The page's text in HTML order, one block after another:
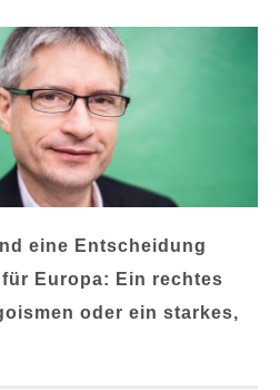
eine Entscheidung
Europa: Ein rechtes
oder ein starkes,